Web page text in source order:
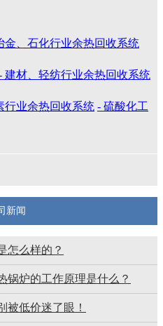
金、石化行业余热回收系统
建材、轻纺行业余热回收系统
行业余热回收系统 - 硫酸化工
新闻
怎么样的？
锅炉的工作原理是什么？
被低价迷了眼！